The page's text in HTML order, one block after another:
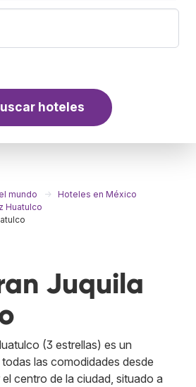
hoteles
mundo
Hoteles en México
Huatulco
Juquila
(3 estrellas) es un
las comodidades desde
centro de la ciudad, situado a